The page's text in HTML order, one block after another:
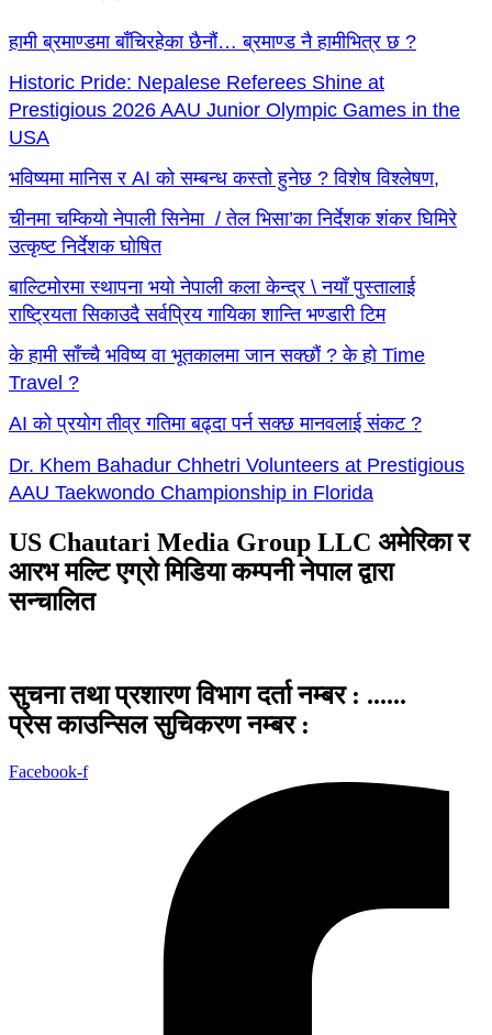
हामी ब्रमाण्डमा बाँचिरहेका छैनौं… ब्रमाण्ड नै हामीभित्र छ ?
Historic Pride: Nepalese Referees Shine at
Prestigious 2026 AAU Junior Olympic Games in the
USA
भविष्यमा मानिस र AI को सम्बन्ध कस्तो हुनेछ ? विशेष विश्लेषण,
चीनमा चम्कियो नेपाली सिनेमा / तेल भिसा’का निर्देशक शंकर घिमिरे
उत्कृष्ट निर्देशक घोषित
बाल्टिमोरमा स्थापना भयो नेपाली कला केन्द्र \ नयाँ पुस्तालाई
राष्ट्रियता सिकाउदै सर्वप्रिय गायिका शान्ति भण्डारी टिम
के हामी साँच्चै भविष्य वा भूतकालमा जान सक्छौं ? के हो Time
Travel ?
AI को प्रयोग तीव्र गतिमा बढ्दा पर्न सक्छ मानवलाई संकट ?
Dr. Khem Bahadur Chhetri Volunteers at Prestigious
AAU Taekwondo Championship in Florida
US Chautari Media Group LLC अमेरिका र
आरभ मल्टि एग्रो मिडिया कम्पनी नेपाल द्वारा
सन्चालित
सुचना तथा प्रशारण विभाग दर्ता नम्बर : ......
प्रेस काउन्सिल सुचिकरण नम्बर :
Facebook-f